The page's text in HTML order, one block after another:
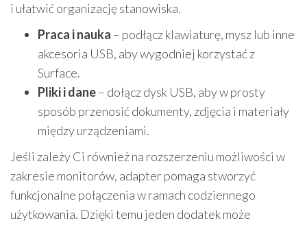
i ułatwić organizację stanowiska.
Praca i nauka – podłącz klawiaturę, mysz lub inne
akcesoria USB, aby wygodniej korzystać z
Surface.
Pliki i dane– dołącz dysk USB, aby w prosty
sposób przenosić dokumenty, zdjęcia i materiały
między urządzeniami.
Jeśli zależy Ci również na rozszerzeniu możliwości w
zakresie monitorów, adapter pomaga stworzyć
funkcjonalne połączenia w ramach codziennego
użytkowania. Dzięki temu jeden dodatek może